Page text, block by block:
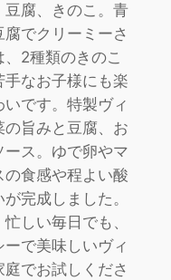
腐、きのこ。青
でクリーミーさ
2種類のきのこ
なお子様にも楽
です。特製ヴィ
旨みと豆腐、お
ス。ゆで卵やマ
食感や程よい酸
完成しました。
しい毎日でも、
で美味しいヴィ
でお試しくださ